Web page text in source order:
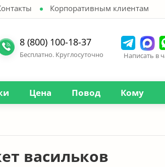
Корпоративным клиентам
8 (800) 100-18-37
Бесплатно. Круглосуточно Написать в
Цена Повод Кому
васильков